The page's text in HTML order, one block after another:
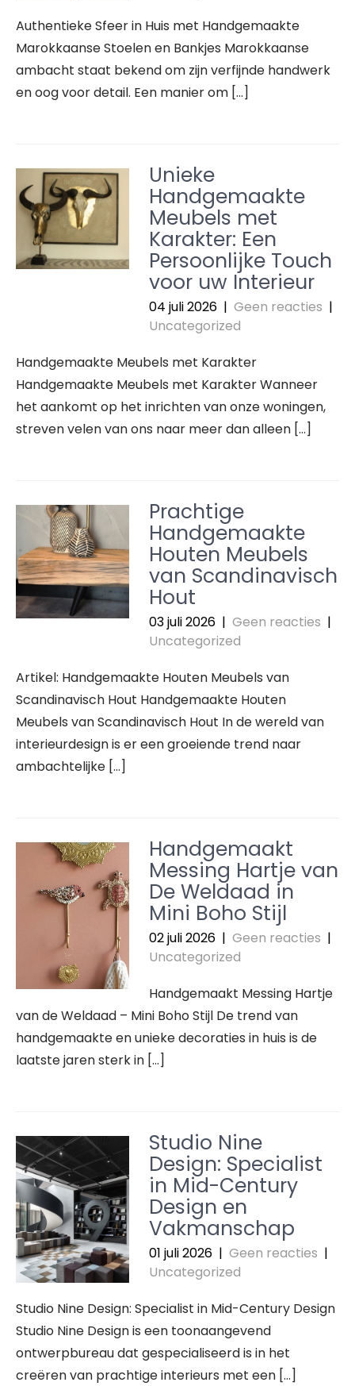
Authentieke Sfeer in Huis met Handgemaakte
Marokkaanse Stoelen en Bankjes Marokkaanse
ambacht staat bekend om zijn verfijnde handwerk
en oog voor detail. Een manier om […]
Unieke
Handgemaakte
Meubels met
Karakter: Een
Persoonlijke Touch
voor uw Interieur
04 juli 2026 | Geen reacties |
Uncategorized
Handgemaakte Meubels met Karakter
Handgemaakte Meubels met Karakter Wanneer
het aankomt op het inrichten van onze woningen,
streven velen van ons naar meer dan alleen […]
Prachtige
Handgemaakte
Houten Meubels
van Scandinavisch
Hout
03 juli 2026 | Geen reacties |
Uncategorized
Artikel: Handgemaakte Houten Meubels van
Scandinavisch Hout Handgemaakte Houten
Meubels van Scandinavisch Hout In de wereld van
interieurdesign is er een groeiende trend naar
ambachtelijke […]
Handgemaakt
Messing Hartje van
De Weldaad in
Mini Boho Stijl
02 juli 2026 | Geen reacties |
Uncategorized
Handgemaakt Messing Hartje
van de Weldaad – Mini Boho Stijl De trend van
handgemaakte en unieke decoraties in huis is de
laatste jaren sterk in […]
Studio Nine
Design: Specialist
in Mid-Century
Design en
Vakmanschap
01 juli 2026 | Geen reacties |
Uncategorized
Studio Nine Design: Specialist in Mid-Century Design
Studio Nine Design is een toonaangevend
ontwerpbureau dat gespecialiseerd is in het
creëren van prachtige interieurs met een […]